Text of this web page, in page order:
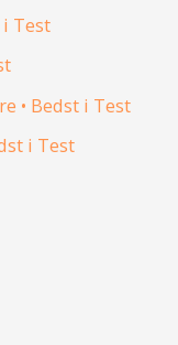
Test
• Bedst i Test
i Test